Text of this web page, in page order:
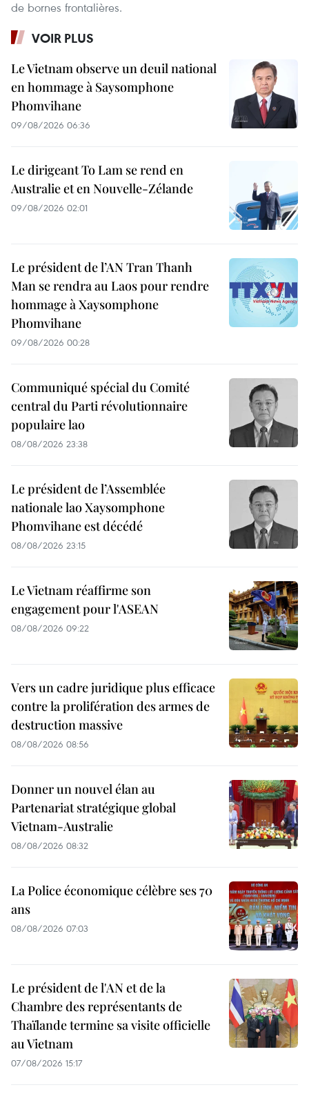
de bornes frontalières.
VOIR PLUS
Le Vietnam observe un deuil national
en hommage à Saysomphone
Phomvihane
09/08/2026 06:36
Le dirigeant To Lam se rend en
Australie et en Nouvelle-Zélande
09/08/2026 02:01
Le président de l’AN Tran Thanh
Man se rendra au Laos pour rendre
hommage à Xaysomphone
Phomvihane
09/08/2026 00:28
Communiqué spécial du Comité
central du Parti révolutionnaire
populaire lao
08/08/2026 23:38
Le président de l’Assemblée
nationale lao Xaysomphone
Phomvihane est décédé
08/08/2026 23:15
Le Vietnam réaffirme son
engagement pour l'ASEAN
08/08/2026 09:22
Vers un cadre juridique plus efficace
contre la prolifération des armes de
destruction massive
08/08/2026 08:56
Donner un nouvel élan au
Partenariat stratégique global
Vietnam-Australie
08/08/2026 08:32
La Police économique célèbre ses 70
ans
08/08/2026 07:03
Le président de l'AN et de la
Chambre des représentants de
Thaïlande termine sa visite officielle
au Vietnam
07/08/2026 15:17